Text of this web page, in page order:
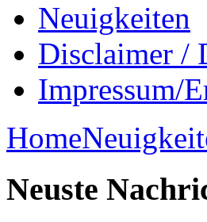
Neuigkeiten
Disclaimer /
Impressum/
Home
Neuste